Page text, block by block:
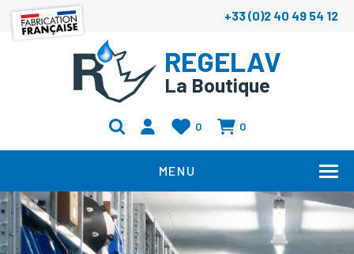
+33 (0)2 40 49 54 12
REGELAV
La Boutique
0 0
MENU